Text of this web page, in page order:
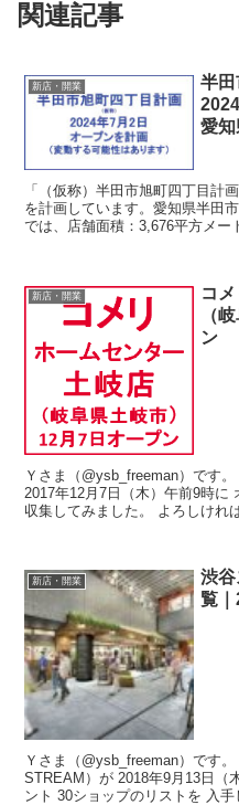
関連記事
新店・開業
半田
愛
「（仮称）半田市旭町四丁目計
を計画しています。愛知県半田
では、店舗面積：3,676平方メー
新店・開業
コ
（
ン
Ｙさま（@ysb_freeman）です。 コメリホームセンター土岐店が
2017年12月7日（木）午前9時に オープン
新店・開業
渋
覧
Ｙさま（@ysb_freeman）です。 「渋谷ストリーム」 （SHIBUYA
STREAM）が 2018年9月13日（木）に
ント 30ショップのリストを 入手